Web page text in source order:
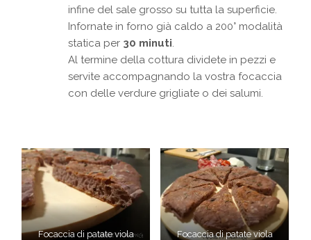
infine del sale grosso su tutta la superficie.
Infornate in forno già caldo a 200° modalità
statica per 30 minuti.
Al termine della cottura dividete in pezzi e
servite accompagnando la vostra focaccia
con delle verdure grigliate o dei salumi.
Focaccia di patate viola Focaccia di patate viola